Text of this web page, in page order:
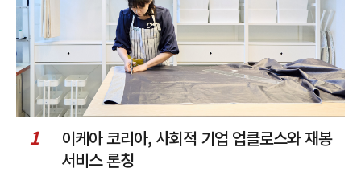
1
이케아 코리아, 사회적 기업 업클로스와 재봉
서비스 론칭